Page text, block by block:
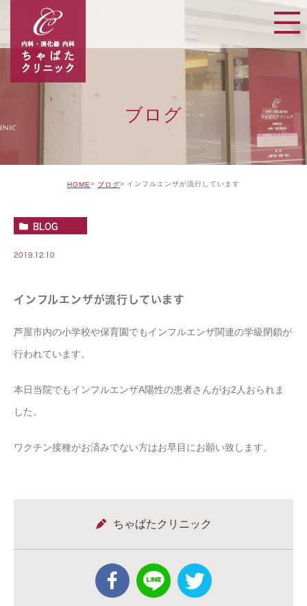
ブログ
HOME ブログ インフルエンザが流行しています
BLOG
2019.12.10
インフルエンザが流行しています
芦屋市内の小学校や保育園でもインフルエンザ関連の学級閉鎖が
行われています。
本日当院でもインフルエンザA陽性の患者さんがお2人おられま
した。
ワクチン接種がお済みでない方はお早目にお願い致します。
ちゃばたクリニック